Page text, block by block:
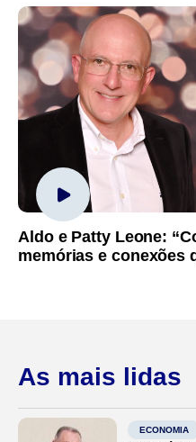
Aldo e Patty Leone:
memórias e conexões
As mais lidas
ECONOMIA